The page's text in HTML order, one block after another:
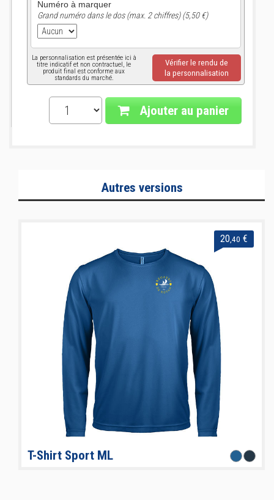
Numéro à marquer
Grand numéro dans le dos (max. 2 chiffres) (5,50 €)
La personnalisation est présentée ici à
titre indicatif et non contractuel, le
produit final est conforme aux
standards du marché.
Vérifier le rendu de
la personnalisation
Ajouter au panier
Autres versions
20 ,40 €
T-Shirt Sport ML